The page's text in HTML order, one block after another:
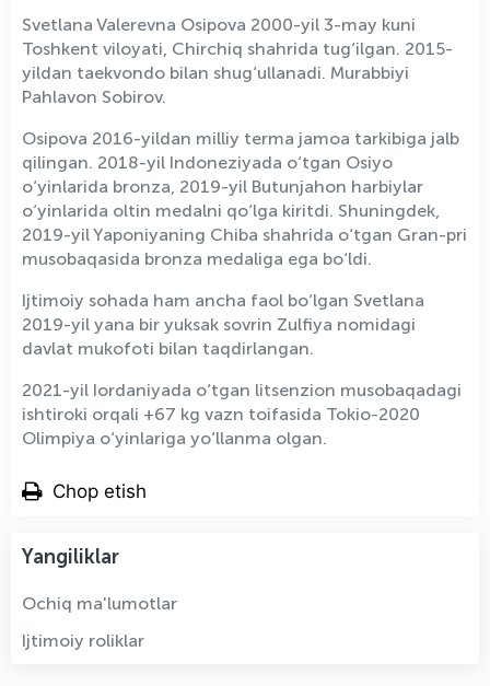
Svetlana Valerevna Osipova 2000-yil 3-may kuni
Toshkent viloyati, Chirchiq shahrida tug‘ilgan. 2015-
yildan taekvondo bilan shug‘ullanadi. Murabbiyi
Pahlavon Sobirov.
Osipova 2016-yildan milliy terma jamoa tarkibiga jalb
qilingan. 2018-yil Indoneziyada o‘tgan Osiyo
o‘yinlarida bronza, 2019-yil Butunjahon harbiylar
o‘yinlarida oltin medalni qo‘lga kiritdi. Shuningdek,
2019-yil Yaponiyaning Chiba shahrida o‘tgan Gran-pri
musobaqasida bronza medaliga ega bo‘ldi.
Ijtimoiy sohada ham ancha faol bo‘lgan Svetlana
2019-yil yana bir yuksak sovrin Zulfiya nomidagi
davlat mukofoti bilan taqdirlangan.
2021-yil Iordaniyada o‘tgan litsenzion musobaqadagi
ishtiroki orqali +67 kg vazn toifasida Tokio-2020
Olimpiya o‘yinlariga yo‘llanma olgan.
Chop etish
Yangiliklar
Ochiq ma'lumotlar
Ijtimoiy roliklar